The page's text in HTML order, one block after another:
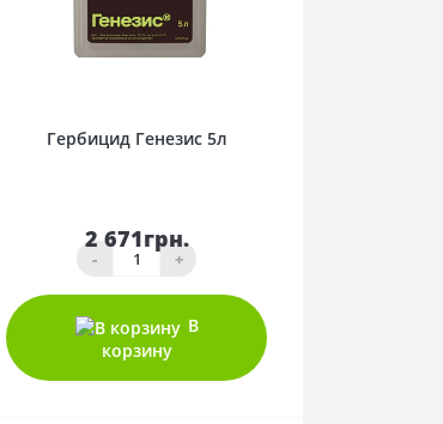
Гербицид Генезис 5л
2 671грн.
- +
В
корзину